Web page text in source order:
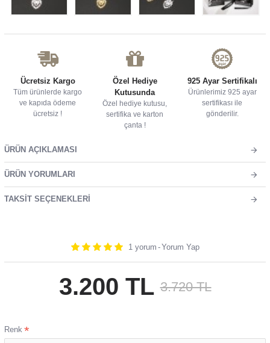
Ücretsiz Kargo
Tüm ürünlerde kargo
ve kapıda ödeme
ücretsiz !
Özel Hediye
Kutusunda
Özel hediye kutusu,
sertifika ve karton
çanta !
925 Ayar Sertifikalı
Ürünlerimiz 925 ayar
sertifikası ile
gönderilir.
ÜRÜN AÇIKLAMASI
ÜRÜN YORUMLARI
TAKSIT SEÇENEKLERI
1 yorum -Yorum Yap
3.720 TL
3.200 TL
Renk